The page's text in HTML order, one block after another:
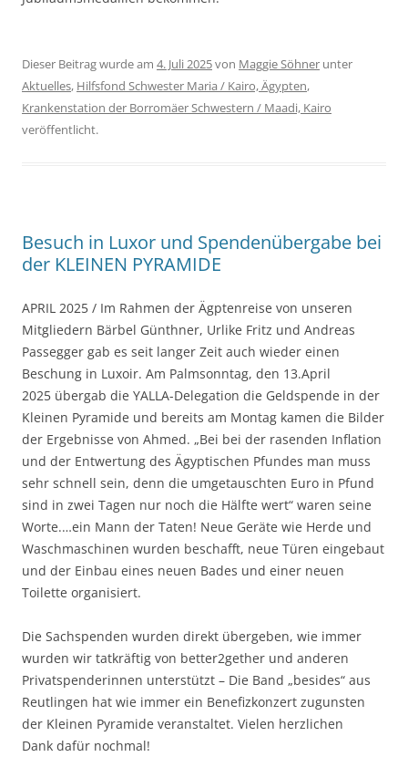
Dieser Beitrag wurde am 4. Juli 2025von Maggie Söhner unter
Aktuelles, Hilfsfond Schwester Maria / Kairo, Ägypten,
Krankenstation der Borromäer Schwestern / Maadi, Kairo
veröffentlicht.
Besuch in Luxor und Spendenübergabe bei
der KLEINEN PYRAMIDE
APRIL 2025 / Im Rahmen der Ägptenreise von unseren
Mitgliedern Bärbel Günthner, Urlike Fritz und Andreas
Passegger gab es seit langer Zeit auch wieder einen
Beschung in Luxoir. Am Palmsonntag, den 13.April
2025 übergab die YALLA-Delegation die Geldspende in der
Kleinen Pyramide und bereits am Montag kamen die Bilder
der Ergebnisse von Ahmed. „Bei bei der rasenden Inflation
und der Entwertung des Ägyptischen Pfundes man muss
sehr schnell sein, denn die umgetauschten Euro in Pfund
sind in zwei Tagen nur noch die Hälfte wert“ waren seine
Worte.…ein Mann der Taten! Neue Geräte wie Herde und
Waschmaschinen wurden beschafft, neue Türen eingebaut
und der Einbau eines neuen Bades und einer neuen
Toilette organisiert.
Die Sachspenden wurden direkt übergeben, wie immer
wurden wir tatkräftig von better2gether und anderen
Privatspenderinnen unterstützt – Die Band „besides“ aus
Reutlingen hat wie immer ein Benefizkonzert zugunsten
der Kleinen Pyramide veranstaltet. Vielen herzlichen
Dank dafür nochmal!